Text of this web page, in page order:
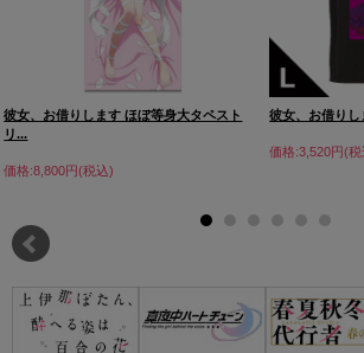
彼女、お借りします ほぼ等身大タペスト
リ...
価格:8,800円(税込)
彼女、お借り
価格:3,520円(税